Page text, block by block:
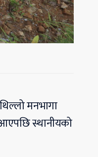
मनभागा
स्थानीयको